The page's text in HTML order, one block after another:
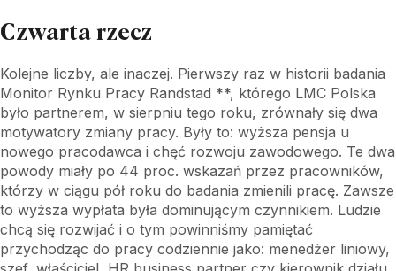
Czwarta rzecz
Kolejne liczby, ale inaczej. Pierwszy raz w historii badania
Monitor Rynku Pracy Randstad **, którego LMC Polska
było partnerem, w sierpniu tego roku, zrównały się dwa
motywatory zmiany pracy. Były to: wyższa pensja u
nowego pracodawca i chęć rozwoju zawodowego. Te dwa
powody miały po 44 proc. wskazań przez pracowników,
którzy w ciągu pół roku do badania zmienili pracę. Zawsze
to wyższa wypłata była dominującym czynnikiem. Ludzie
chcą się rozwijać i o tym powinniśmy pamiętać
przychodząc do pracy codziennie jako: menedżer liniowy,